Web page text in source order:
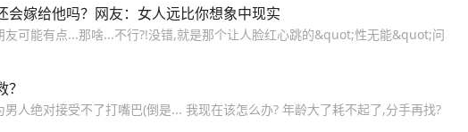
会嫁给他吗？网友：女人远比你想象中现实
友可能有点...那啥...不行?!没错,就是那个让人脸红心跳的&quot;性无能&quot;问
人绝对接受不了打嘴巴(倒是... 我现在该怎么办? 年龄大了耗不起了,分手再找?